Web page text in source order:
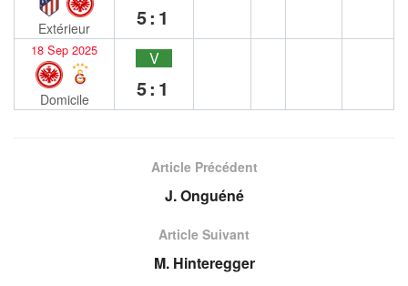
Extérieur 5:1
18 Sep 2025
Domicile
V
5:1
Article Précédent
J. Onguéné
Article Suivant
M. Hinteregger